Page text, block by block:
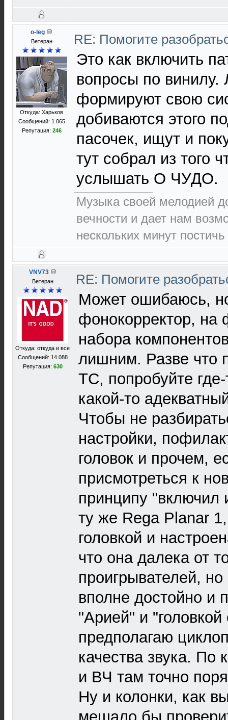
o-leg
Ветеран
Откуда: Харьков
Сообщений: 1 065
Репутация: 246
RE: Помогите
Это как включить
вопросы по винилу.
формируют свою
добиваются этого
пасочек, ищут и
тут собрал из того
услышать О ЧУДО.
Музыка своей мелодией
вечности и дает нам
нескольких минут
VNV73
Ветеран
Откуда: откуда и все
Сообщений: 14 088
Репутация: 630
RE: Помогите
Может ошибаюсь,
фонокорректор, на
набора
лишним. Разве что
ТС, попробуйте
какой-то
Чтобы не
настройки,
головок и прочем,
присмотреться к
принципу "включил
ту же Rega Planar
головкой и
что она далека от
проигрывателей,
вполне достойно и
"Арией" и
предполагаю
качества звука. По
и ВЧ там точно
Ну и колонки, как